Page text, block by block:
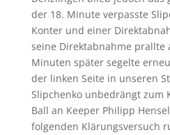
der 18. Minute verpasste
Konter und einer
seine Direktabnahme prallte
Minuten später segelte
der linken Seite in unseren
Slipchenko unbedrängt zum
Ball an Keeper Philipp
folgenden Klärungsversuch